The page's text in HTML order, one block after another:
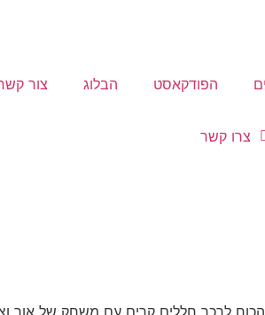
הפודקאסט הבלוג צור
צרו קשר
לרכך חללים קרים עם משחק של אור